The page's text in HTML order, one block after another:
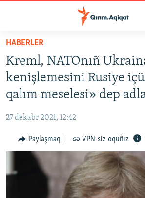
Esas
qaytmaq
Baş
navigatsiyağa
qaytmaq
Qıdıruvğa
HABERLER
SİYASET
İQTİSADİYAT
MEDENİYET
İNSAN AQLARI
SÜRET
HABERLER
Kreml, NATOnıñ
kenişlemesini Rusiye
qalım meselesi» dep
27 dekabr 2021, 12:42
Paylaşmaq VPN-siz oquñız